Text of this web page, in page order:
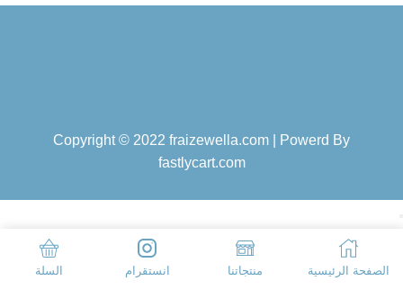
Copyright © 2022 fraizewella.com | Powerd By
fastlycart.com
الصفحة الرئيسية منتجاتنا انستقرام السلة